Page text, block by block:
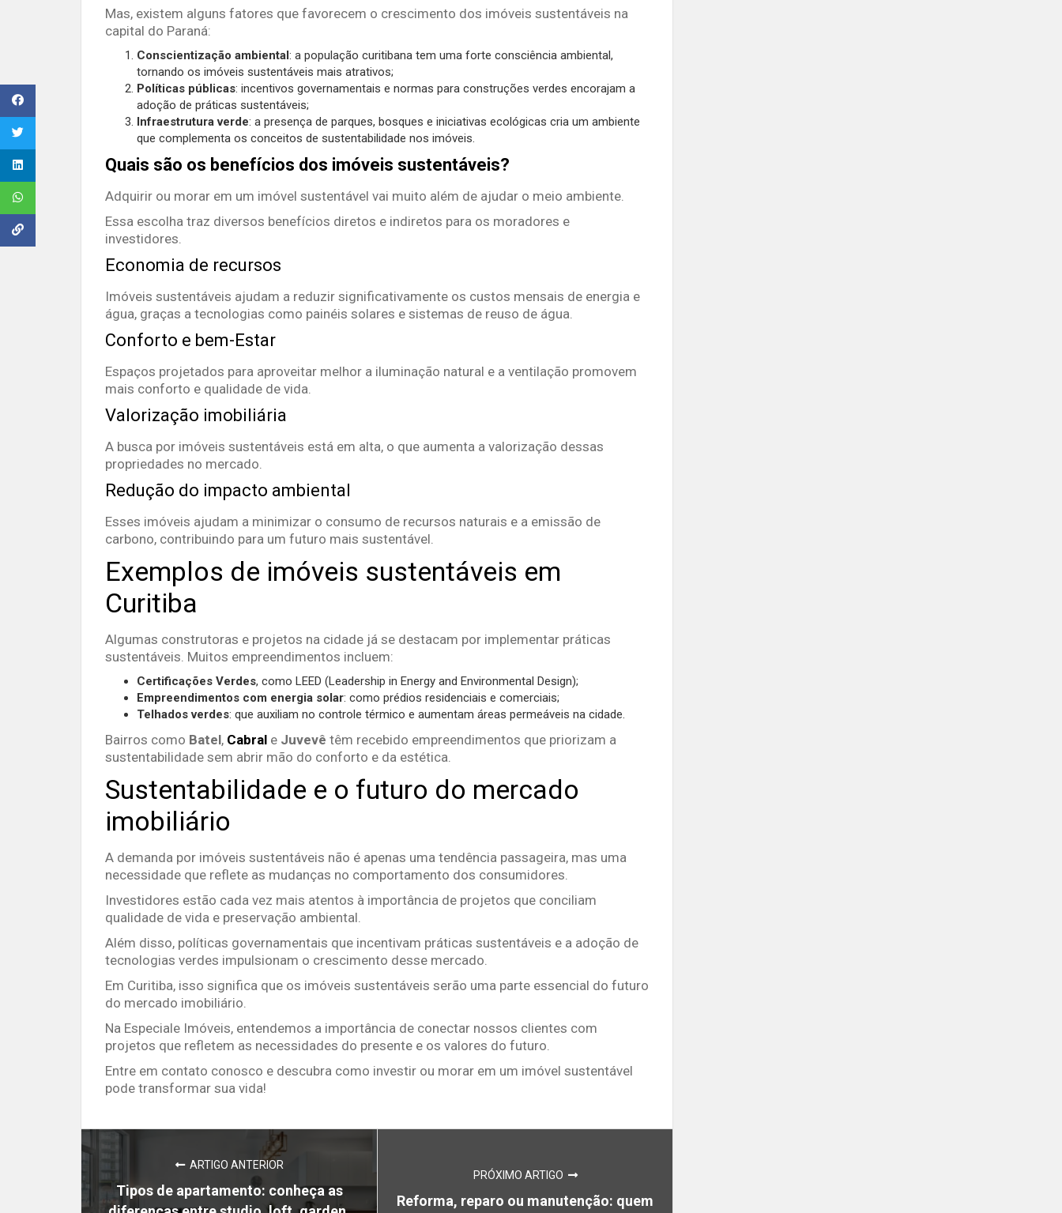
Mas, existem alguns fatores que favorecem o crescimento dos imóveis sustentáveis na
capital do Paraná:
Conscientização ambiental: a população curitibana tem uma forte consciência ambiental,
tornando os imóveis sustentáveis mais atrativos;
Políticas públicas: incentivos governamentais e normas para construções verdes encorajam a
adoção de práticas sustentáveis;
Infraestrutura verde: a presença de parques, bosques e iniciativas ecológicas cria um ambiente
que complementa os conceitos de sustentabilidade nos imóveis.
Quais são os benefícios dos imóveis sustentáveis?
Adquirir ou morar em um imóvel sustentável vai muito além de ajudar o meio ambiente.
Essa escolha traz diversos benefícios diretos e indiretos para os moradores e
investidores.
Economia de recursos
Imóveis sustentáveis ajudam a reduzir significativamente os custos mensais de energia e
água, graças a tecnologias como painéis solares e sistemas de reuso de água.
Conforto e bem-Estar
Espaços projetados para aproveitar melhor a iluminação natural e a ventilação promovem
mais conforto e qualidade de vida.
Valorização imobiliária
A busca por imóveis sustentáveis está em alta, o que aumenta a valorização dessas
propriedades no mercado.
Redução do impacto ambiental
Esses imóveis ajudam a minimizar o consumo de recursos naturais e a emissão de
carbono, contribuindo para um futuro mais sustentável.
Exemplos de imóveis sustentáveis em
Curitiba
Algumas construtoras e projetos na cidade já se destacam por implementar práticas
sustentáveis. Muitos empreendimentos incluem:
Certificações Verdes, como LEED (Leadership in Energy and Environmental Design);
Empreendimentos com energia solar: como prédios residenciais e comerciais;
Telhados verdes: que auxiliam no controle térmico e aumentam áreas permeáveis na cidade.
Bairros como Batel, Cabral e Juvevê têm recebido empreendimentos que priorizam a
sustentabilidade sem abrir mão do conforto e da estética.
Sustentabilidade e o futuro do mercado
imobiliário
A demanda por imóveis sustentáveis não é apenas uma tendência passageira, mas uma
necessidade que reflete as mudanças no comportamento dos consumidores.
Investidores estão cada vez mais atentos à importância de projetos que conciliam
qualidade de vida e preservação ambiental.
Além disso, políticas governamentais que incentivam práticas sustentáveis e a adoção de
tecnologias verdes impulsionam o crescimento desse mercado.
Em Curitiba, isso significa que os imóveis sustentáveis serão uma parte essencial do futuro
do mercado imobiliário.
Na Especiale Imóveis, entendemos a importância de conectar nossos clientes com
projetos que refletem as necessidades do presente e os valores do futuro.
Entre em contato conosco e descubra como investir ou morar em um imóvel sustentável
pode transformar sua vida!
ARTIGO ANTERIOR
Tipos de apartamento: conheça as
PRÓXIMO ARTIGO
Reforma, reparo ou manutenção: quem